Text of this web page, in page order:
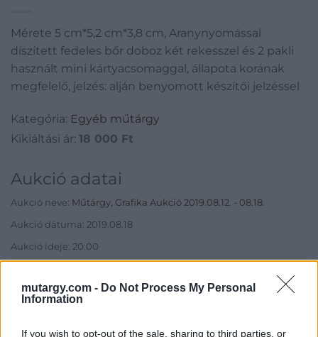
mutargy.com - Do Not Process My Personal
Information
If you wish to opt-out of the sale, sharing to third parties, or
Mérete 5 cm*5,2 cm*3,8 cm, Aranynyomással
díszített fedeles bőr doboz két rekesszel és 2 pakli
használt mini kártyacsomaggal, állapota korának
megfelelő, jelzés: alján benyomott készítői jelzéssel
Kategória: Egyéb műtárgy
Kikiáltási ár: 18 000 Ft
Aukció adatai
Aukció neve: Műtárgy, Grafika Aukció 2019.08.12. - 08.18.
Aukció dátuma: 2019.08.18
Aukció ideje: 20:00
Tételszám: 12